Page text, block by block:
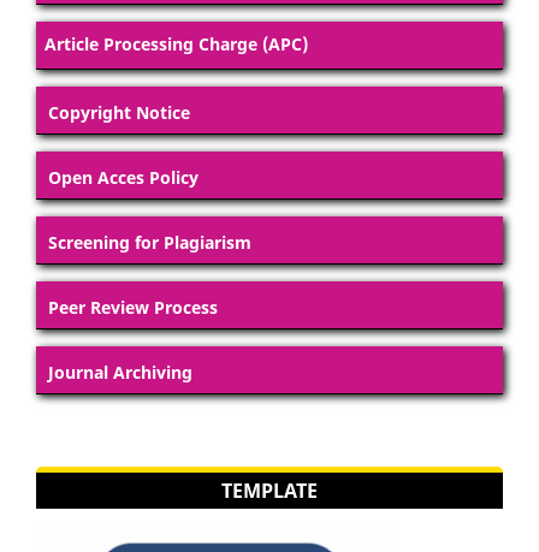
Article Processing Charge (APC)
Copyright Notice
Open Acces Policy
Screening for Plagiarism
Peer Review Process
Journal Archiving
TEMPLATE